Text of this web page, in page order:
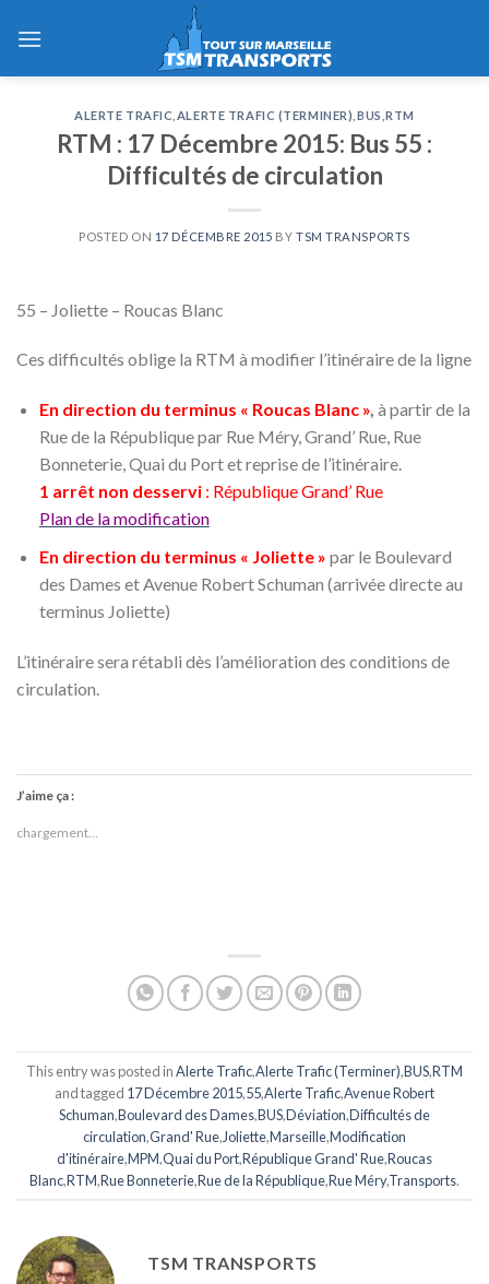
ALERTE TRAFIC ALERTE TRAFIC (TERMINER) BUS ,RTM
RTM : 17 Décembre 2015: Bus 55 :
Difficultés de circulation
POSTED ON 17 DÉCEMBRE 2015 BY TSM TRANSPORTS
55 – Joliette – Roucas Blanc
Ces difficultés oblige la RTM à modifier l’itinéraire de la ligne
En direction du terminus « Roucas Blanc », à partir de la
Rue de la République par Rue Méry, Grand’ Rue, Rue
Bonneterie, Quai du Port et reprise de l’itinéraire.
1 arrêt non desservi : République Grand’ Rue
Plan de la modification
En direction du terminus « Joliette » par le Boulevard
des Dames et Avenue Robert Schuman (arrivée directe au
terminus Joliette)
L’itinéraire sera rétabli dès l’amélioration des conditions de
circulation.
J’aime ça :
chargement…
This entry was posted inAlerte Trafic,Alerte Trafic (Terminer),BUS,RTM
and tagged 17 Décembre 2015,55,Alerte Trafic,Avenue Robert
Schuman,Boulevard des Dames,BUS,Déviation,Difficultés de
circulation,Grand' Rue,Joliette,Marseille,Modification
d'itinéraire,MPM,Quai du Port,République Grand' Rue,Roucas
Blanc,RTM,Rue Bonneterie,Rue de la République,Rue Méry,Transports.
TSM TRANSPORTS